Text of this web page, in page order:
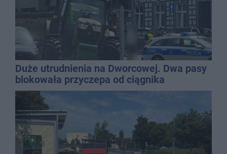
Duże utrudnienia na Dworcowej. Dwa pasy
blokowała przyczepa od ciągnika